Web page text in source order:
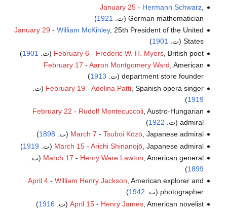
January 25- Hermann Schwarz,
German mathematician (ت.
1921
)
January 29 - William McKinley, 25th President of the United
States (ت.
1901
)
February 6 - Frederic W. H. Myers, British poet (ت. 1901
)
February 17 - Aaron Montgomery Ward , American
department store founder (ت.
1913
)
February 19 - Adelina Patti, Spanish opera singer (ت.
1919
)
February 22 - Rudolf Montecuccoli, Austro-Hungarian
admiral (ت.
1922
)
March 7 - Tsuboi Kōzō, Japanese admiral (ت. 1898
)
March 15- Arichi Shinanojō, Japanese admiral (ت. 1919
)
March 17 - Henry Ware Lawton , American general (ت.
1899
)
April 4- William Henry Jackson, American explorer and
photographer (ت.
1942
)
April 15- Henry James, American novelist (ت. 1916
)